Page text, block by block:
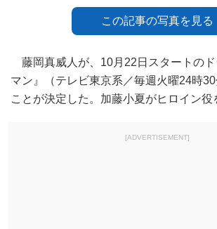
この記事の写真を見る
藤岡真威人が、10月22日スタートの
マン』（テレビ東京系／毎週火曜24時
ことが決定した。加藤小夏がヒロイン役
[ADVERTISEMENT]